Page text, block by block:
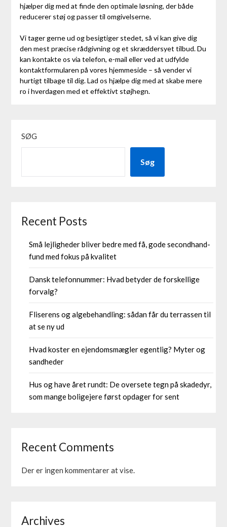
hjælper dig med at finde den optimale løsning, der både
reducerer støj og passer til omgivelserne.
Vi tager gerne ud og besigtiger stedet, så vi kan give dig
den mest præcise rådgivning og et skræddersyet tilbud. Du
kan kontakte os via telefon, e-mail eller ved at udfylde
kontaktformularen på vores hjemmeside – så vender vi
hurtigt tilbage til dig. Lad os hjælpe dig med at skabe mere
ro i hverdagen med et effektivt støjhegn.
SØG
Søg
Recent Posts
Små lejligheder bliver bedre med få, gode secondhand-
fund med fokus på kvalitet
Dansk telefonnummer: Hvad betyder de forskellige
forvalg?
Fliserens og algebehandling: sådan får du terrassen til
at se ny ud
Hvad koster en ejendomsmægler egentlig? Myter og
sandheder
Hus og have året rundt: De oversete tegn på skadedyr,
som mange boligejere først opdager for sent
Recent Comments
Der er ingen kommentarer at vise.
Archives